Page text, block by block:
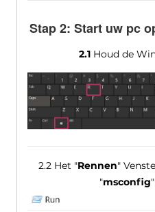
Stap 2: Start uw pc
2.1 Houd de
2.2 Het "Rennen"
"msconfig